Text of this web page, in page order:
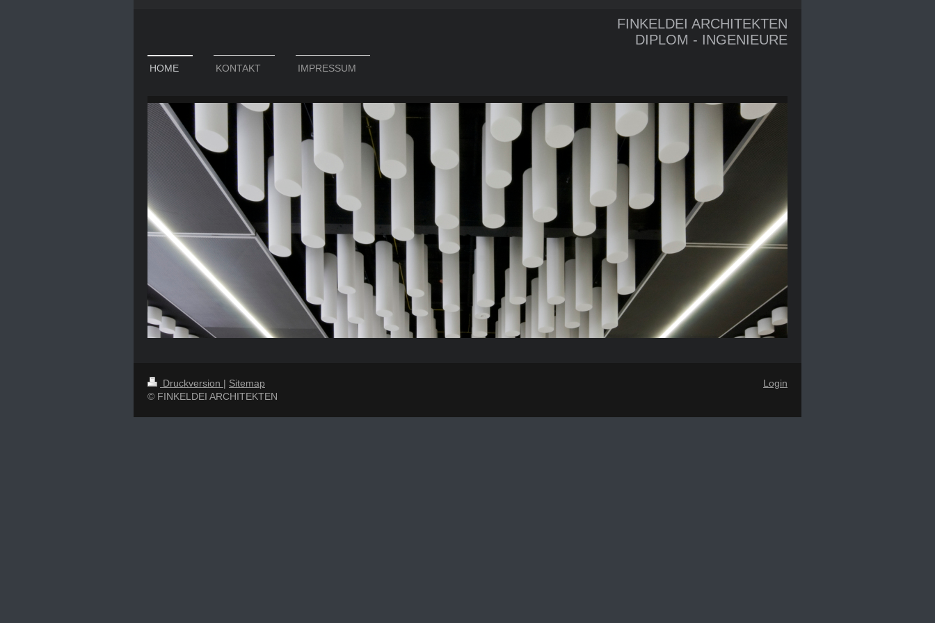
FINKELDEI ARCHITEKTEN
DIPLOM - INGENIEURE
HOME KONTAKT IMPRESSUM
Druckversion | Sitemap
© FINKELDEI ARCHITEKTEN
Login